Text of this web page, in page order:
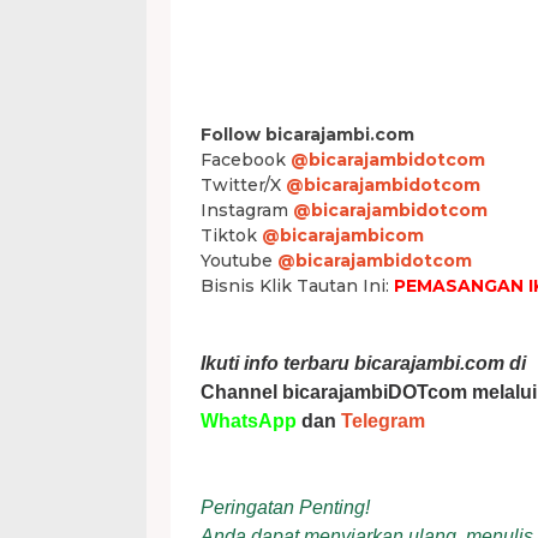
Follow bicarajambi.com
Facebook @bicarajambidotcom
Twitter/X @bicarajambidotcom
Instagram @bicarajambidotcom
Tiktok @bicarajambicom
Youtube @bicarajambidotcom
Bisnis Klik Tautan Ini: PEMASANGAN
Ikuti info terbaru bicarajambi.com di
Channel bicarajambiDOTcom melalui
WhatsApp dan Telegram
Peringatan Penting!